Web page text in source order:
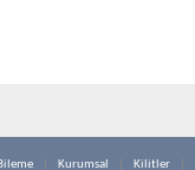
Kurumsal Kilitler